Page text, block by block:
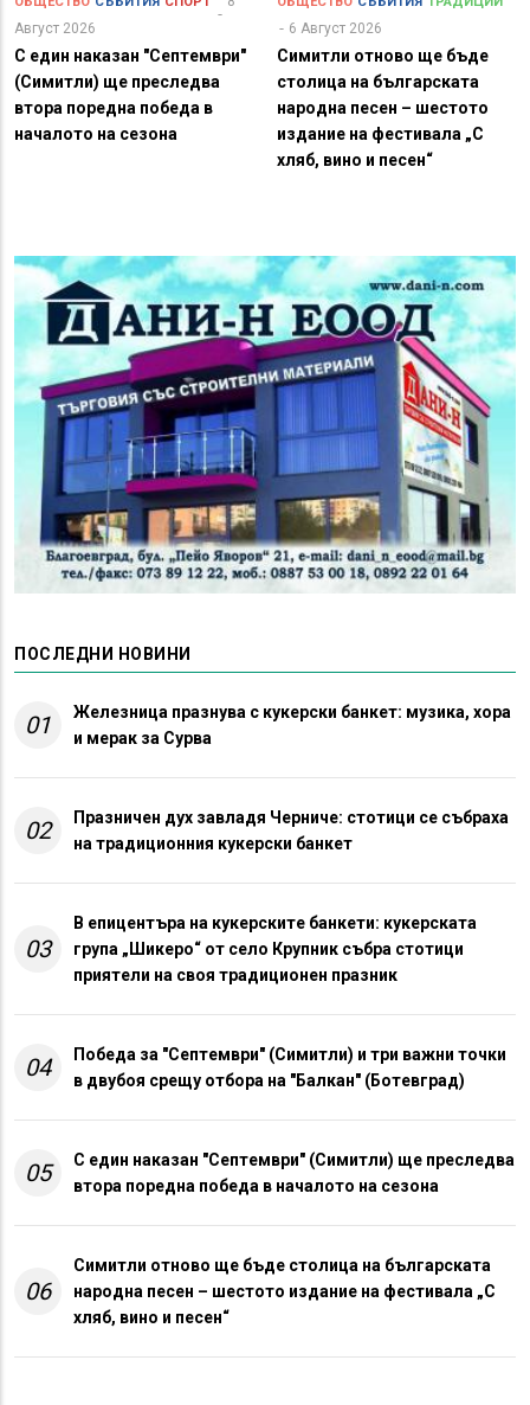
Август 2026
С един наказан "Септември"
(Симитли) ще преследва
втора поредна победа в
началото на сезона
6 Август 2026
Симитли отново ще бъде
столица на българската
народна песен – шестото
издание на фестивала „С
хляб, вино и песен“
ПОСЛЕДНИ НОВИНИ
01
Железница празнува с кукерски банкет: музика, хора
и мерак за Сурва
02
Празничен дух завладя Черниче: стотици се събраха
на традиционния кукерски банкет
03
В епицентъра на кукерските банкети: кукерската
група „Шикеро“ от село Крупник събра стотици
приятели на своя традиционен празник
04
Победа за "Септември" (Симитли) и три важни точки
в двубоя срещу отбора на "Балкан" (Ботевград)
05
С един наказан "Септември" (Симитли) ще преследва
втора поредна победа в началото на сезона
06
Симитли отново ще бъде столица на българската
народна песен – шестото издание на фестивала „С
хляб, вино и песен“